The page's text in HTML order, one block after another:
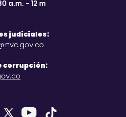
a.m. - 12 m
judiciales:
corrupción: